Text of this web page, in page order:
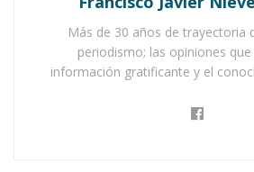
Más de 30 años de trayectoria
periodismo; las opiniones
información gratificante y el